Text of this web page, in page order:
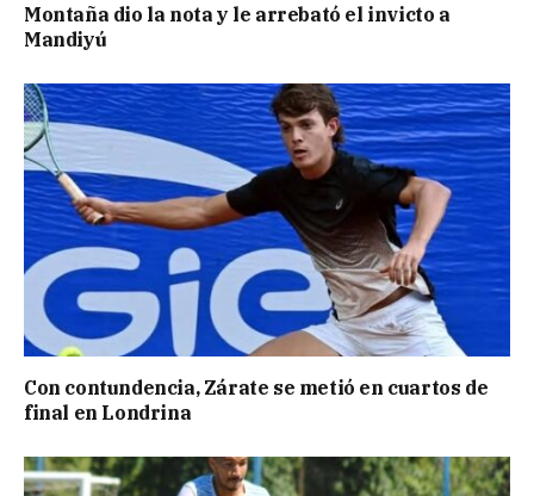
Montaña dio la nota y le arrebató el invicto a
Mandiyú
Con contundencia, Zárate se metió en cuartos de
final en Londrina